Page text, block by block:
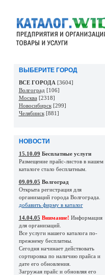
ВЫБЕРИТЕ ГОРОД
ВСЕ ГОРОДА [3604]
Волгоград [106]
Москва [2318]
Новосибирск[299]
Челябинск[881]
НОВОСТИ
15.10.09 Бесплатные услуги
Размещение прайс-листов в нашем
каталоге стало бесплатным.
09.09.05 Волгоград
Открыта регистрация для
организаций города Волгограда.
добавить фирму в каталог
14.04.05 Внимание! Информация
для организаций.
Все услуги нашего каталога по-
прежнему бесплатны.
Сегодня начинает действовать
сортировка по наличию прайса и
дате его обновления.
Загружая прайс и обновляя его